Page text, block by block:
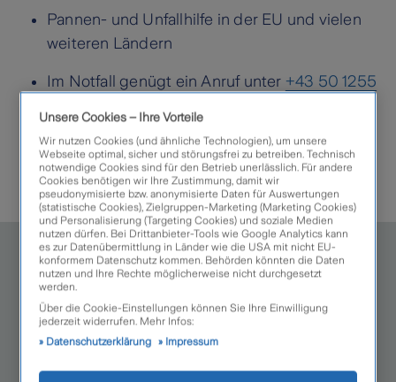
Pannen- und Unfallhilfe in der EU und vielen
weiteren Ländern
Im Notfall genügt ein Anruf unter +43 50 1255
Ersatzchauffeur für die Heimreise bei
Fahrerausfall
So geht's weiter
Unsere Cookies – Ihre Vorteile
Wir nutzen Cookies (und ähnliche Technologien), um unsere
Webseite optimal, sicher und störungsfrei zu betreiben. Technisch
notwendige Cookies sind für den Betrieb unerlässlich. Für andere
Cookies benötigen wir Ihre Zustimmung, damit wir
pseudonymisierte bzw. anonymisierte Daten für Auswertungen
(statistische Cookies), Zielgruppen-Marketing (Marketing Cookies)
und Personalisierung (Targeting Cookies) und soziale Medien
nutzen dürfen. Bei Drittanbieter-Tools wie Google Analytics kann
es zur Datenübermittlung in Länder wie die USA mit nicht EU-
konformem Datenschutz kommen. Behörden könnten die Daten
nutzen und Ihre Rechte möglicherweise nicht durchgesetzt
werden.
Über die Cookie-Einstellungen können Sie Ihre Einwilligung
jederzeit widerrufen. Mehr Infos:
Datenschutzerklärung
Impressum